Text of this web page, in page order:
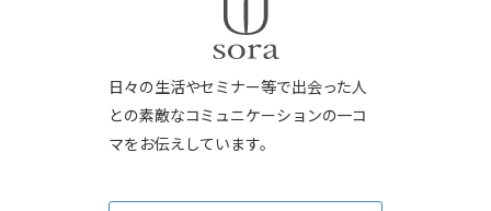
日々の生活やセミナー等で出会った人
との素敵なコミュニケーションの一コ
マをお伝えしています。